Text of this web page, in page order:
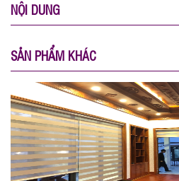
NỘI DUNG
SẢN PHẨM KHÁC